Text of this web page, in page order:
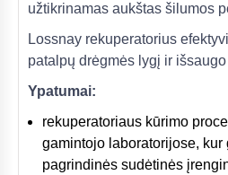
užtikrinamas aukštas šilumos
Lossnay rekuperatorius
patalpų drėgmės lygį ir
Ypatumai:
rekuperatoriaus kūrimo
gamintojo laboratorijose, kur
pagrindinės sudėtinės